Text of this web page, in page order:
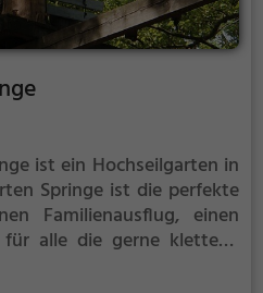
ist ein Hochseilgarten in
Springe ist die perfekte
Familienausflug, einen
alle die gerne klettern.